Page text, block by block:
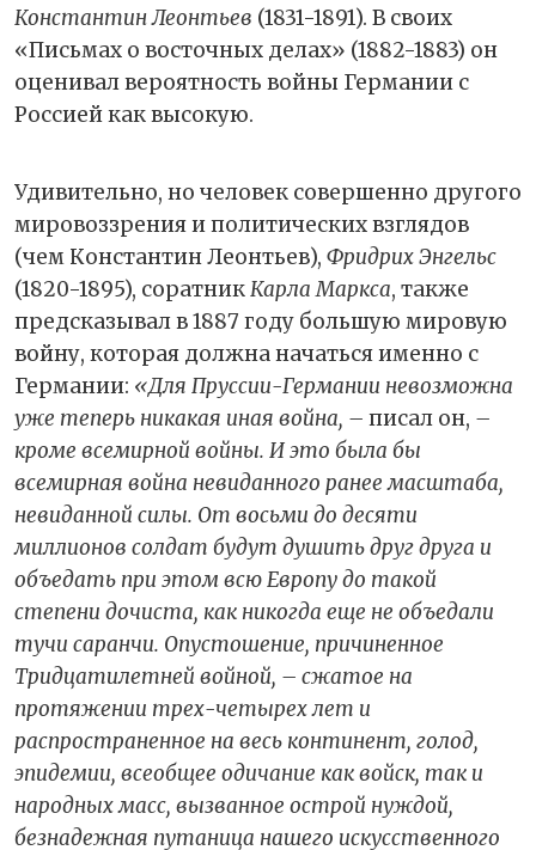
Константин Леонтьев (1831-1891). В своих
«Письмах о восточных делах» (1882-1883) он
оценивал вероятность войны Германии с
Россией как высокую.
Удивительно, но человек совершенно другого
мировоззрения и политических взглядов
(чем Константин Леонтьев), Фридрих Энгельс
(1820-1895), соратникКарла Маркса, также
предсказывал в 1887 году большую мировую
войну, которая должна начаться именно с
Германии: «Для Пруссии-Германии невозможна
уже теперь никакая иная война, – писал он, –
кроме всемирной войны. И это была бы
всемирная война невиданного ранее масштаба,
невиданной силы. От восьми до десяти
миллионов солдат будут душить друг друга и
объедать при этом всю Европу до такой
степени дочиста, как никогда еще не объедали
тучи саранчи. Опустошение, причиненное
Тридцатилетней войной, – сжатое на
протяжении трех-четырех лет и
распространенное на весь континент, голод,
эпидемии, всеобщее одичание как войск, так и
народных масс, вызванное острой нуждой,
безнадежная путаница нашего искусственного